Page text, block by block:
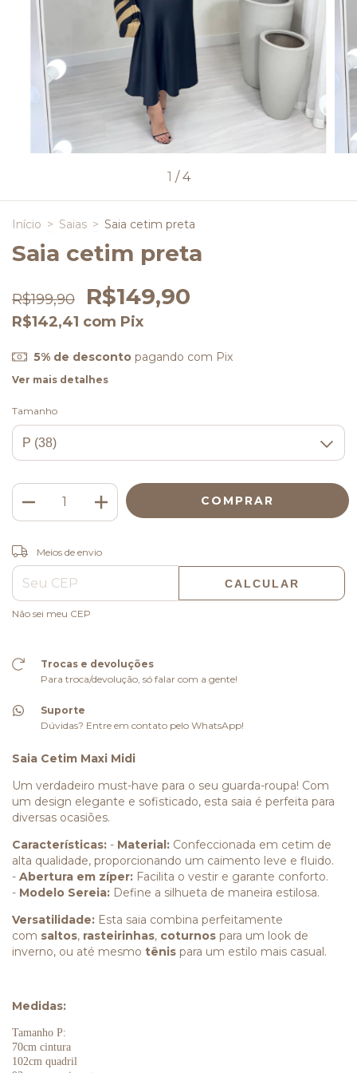
1 /4
Início > Saias > Saia cetim preta
Saia cetim preta
R$199,90 R$149,90
R$142,41 com Pix
5% de descontopagando com Pix
Ver mais detalhes
Tamanho
Entregas para o CEP:
Meios de envio
CALCULAR
Não sei meu CEP
Trocas e devoluções
Para troca/devolução, só falar com a gente!
Suporte
Dúvidas? Entre em contato pelo WhatsApp!
Saia Cetim Maxi Midi
Um verdadeiro must-have para o seu guarda-roupa! Com
um design elegante e sofisticado, esta saia é perfeita para
diversas ocasiões.
Características: - Material: Confeccionada em cetim de
alta qualidade, proporcionando um caimento leve e fluido.
- Abertura em zíper: Facilita o vestir e garante conforto.
- Modelo Sereia: Define a silhueta de maneira estilosa.
Versatilidade: Esta saia combina perfeitamente
com saltos, rasteirinhas, coturnos para um look de
inverno, ou até mesmo tênis para um estilo mais casual.
Medidas:
Tamanho P:
70cm cintura
102cm quadril